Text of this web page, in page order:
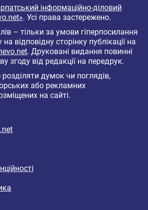
інформаційно-діловий
. Усі права застережено.
– тільки за умови гіперпосилання
відповідну сторінку публікації на
. Друковані видання повинні
згоду від редакції на передрук.
думок чи поглядів,
або рекламних
на сайті.